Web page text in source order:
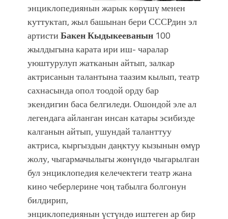
энциклопедиянын жарык көрүшү менен
куттуктап, жыл башынан бери СССРдин эл
артистиБакен Кыдыкееванын 100
жылдыгына карата ири иш- чаралар
уюштурулуп жатканын айтып, залкар
актрисанын талантына таазим кылып, театр
сахнасында опол тоодой орду бар
экендигин баса белгиледи. Ошондой эле ал
легендага айланган инсан катары эсибизде
калганын айтып, ушундай таланттуу
актриса, кыргыздын даңктуу кызынын өмүр
жолу, чыгармачылыгы жөнүндө чыгарылган
бул энциклопедия келечектеги театр жана
кино чеберлерине чоң табылга болгонун
билдирип,
энциклопедиянын үстүндө иштеген ар бир